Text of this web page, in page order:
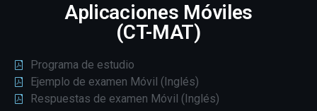
Aplicaciones Móviles
(CT-MAT)
Programa de estudio
Ejemplo de examen Móvil (Inglés)
Respuestas de examen Móvil (Inglés)